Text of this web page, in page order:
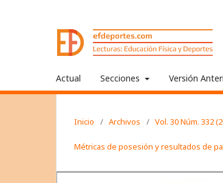
Actual Secciones Versión
Inicio / Archivos / Vol. 30 Núm. 332
Métricas de posesión y resultados de